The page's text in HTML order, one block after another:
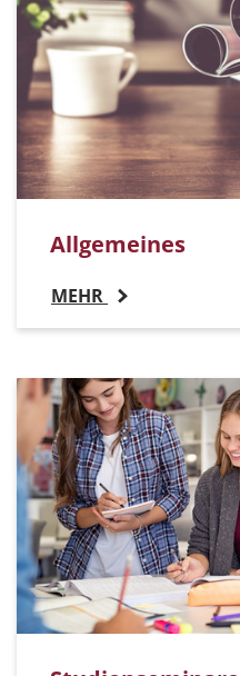
Allgemeines
MEHR